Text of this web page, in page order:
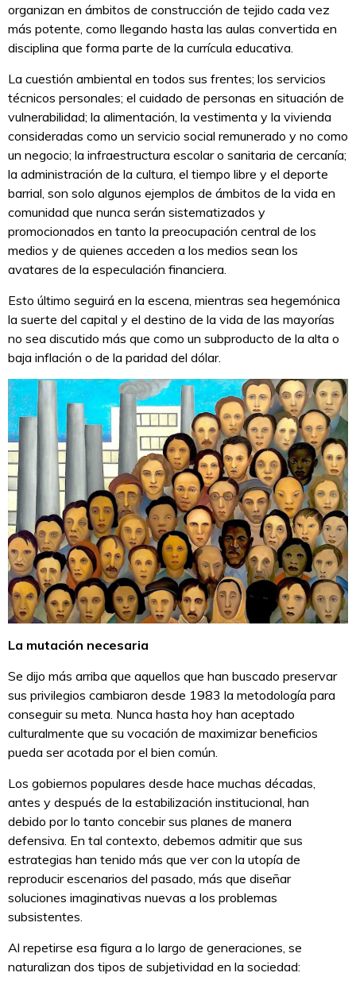
organizan en ámbitos de construcción de tejido cada vez
más potente, como llegando hasta las aulas convertida en
disciplina que forma parte de la currícula educativa.
La cuestión ambiental en todos sus frentes; los servicios
técnicos personales; el cuidado de personas en situación de
vulnerabilidad; la alimentación, la vestimenta y la vivienda
consideradas como un servicio social remunerado y no como
un negocio; la infraestructura escolar o sanitaria de cercanía;
la administración de la cultura, el tiempo libre y el deporte
barrial, son solo algunos ejemplos de ámbitos de la vida en
comunidad que nunca serán sistematizados y
promocionados en tanto la preocupación central de los
medios y de quienes acceden a los medios sean los
avatares de la especulación financiera.
Esto último seguirá en la escena, mientras sea hegemónica
la suerte del capital y el destino de la vida de las mayorías
no sea discutido más que como un subproducto de la alta o
baja inflación o de la paridad del dólar.
La mutación necesaria
Se dijo más arriba que aquellos que han buscado preservar
sus privilegios cambiaron desde 1983 la metodología para
conseguir su meta. Nunca hasta hoy han aceptado
culturalmente que su vocación de maximizar beneficios
pueda ser acotada por el bien común.
Los gobiernos populares desde hace muchas décadas,
antes y después de la estabilización institucional, han
debido por lo tanto concebir sus planes de manera
defensiva. En tal contexto, debemos admitir que sus
estrategias han tenido más que ver con la utopía de
reproducir escenarios del pasado, más que diseñar
soluciones imaginativas nuevas a los problemas
subsistentes.
Al repetirse esa figura a lo largo de generaciones, se
naturalizan dos tipos de subjetividad en la sociedad: